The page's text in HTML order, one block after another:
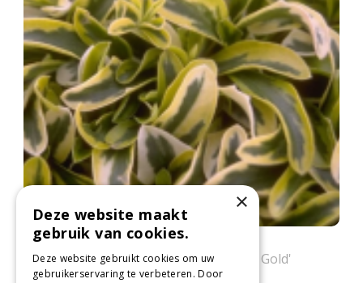
Scheefkelk
Arabis ferdinandi-coburgii 'Old Gold'
×
Deze website maakt
gebruik van cookies.
Deze website gebruikt cookies om uw
gebruikerservaring te verbeteren. Door